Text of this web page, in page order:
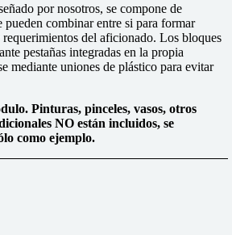
por nosotros, se compone de
pueden combinar entre si para formar
requerimientos del aficionado. Los bloques
pestañas integradas en la propia
mediante uniones de plástico para evitar
Pinturas, pinceles, vasos, otros
NO están incluidos, se
como ejemplo.